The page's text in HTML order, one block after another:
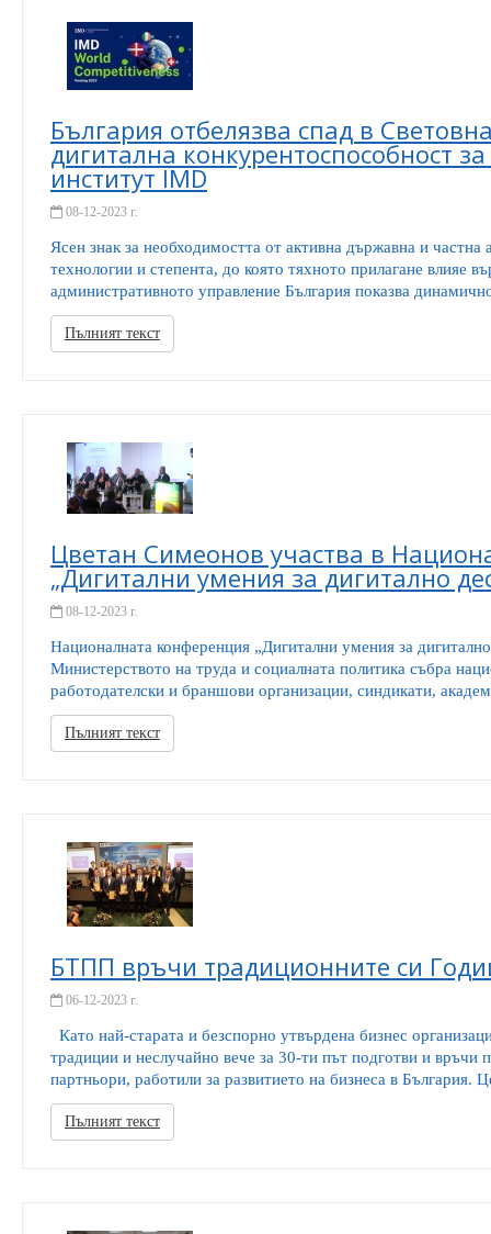
България отбелязва спад в
дигитална конкурентоспособност
институт IMD
08-12-2023 г.
Ясен знак за необходимостта от активна държавна и
технологии и степента, до която тяхното прилагане влияе
административното управление България показва
Пълният текст
Цветан Симеонов участва в
„Дигитални умения за дигитално
08-12-2023 г.
Националната конференция „Дигитални умения за
Министерството на труда и социалната политика събра
работодателски и браншови организации, синдикати,
Пълният текст
БТПП връчи традиционните си
06-12-2023 г.
Като най-старата и безспорно утвърдена бизнес
традиции и неслучайно вече за 30-ти път подготви и
партньори, работили за развитието на бизнеса в България.
Пълният текст